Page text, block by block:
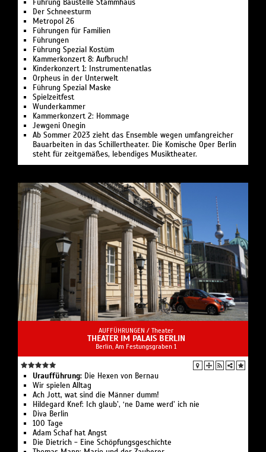
Führung Bau­stelle Stamm­haus
Der Schnee­sturm
Metropol 26
Führungen für Familien
Führungen
Führung Spezial Kostüm
Kammerkonzert 8: Aufbruch!
Kinderkonzert 1: Instru­men­ten­atlas
Or­pheus in der Un­ter­welt
Führung Spezial Maske
Spielzeit­fest
Wunder­kammer
Kammerkonzert 2: Hommage
Jewgeni Onegin
Ab Sommer 2023 zieht das Ensemble wegen umfangreicher
Bauarbeiten in das Schillertheater. Die Komische Oper Berlin
steht für zeitgemäßes, lebendiges Musiktheater.
AUFFÜHRUNGEN / Theater
THEATER IM PALAIS BERLIN
Berlin, Am Festungsgraben 1
Uraufführung: Die Hexen von Bernau
Wir spielen Alltag
Ach Jott, wat sind die Männer dumm!
Hildegard Knef: Ich glaub’, ‘ne Dame werd’ ich nie
Diva Berlin
100 Tage
Adam Schaf hat Angst
Die Dietrich - Eine Schöpfungsgeschichte